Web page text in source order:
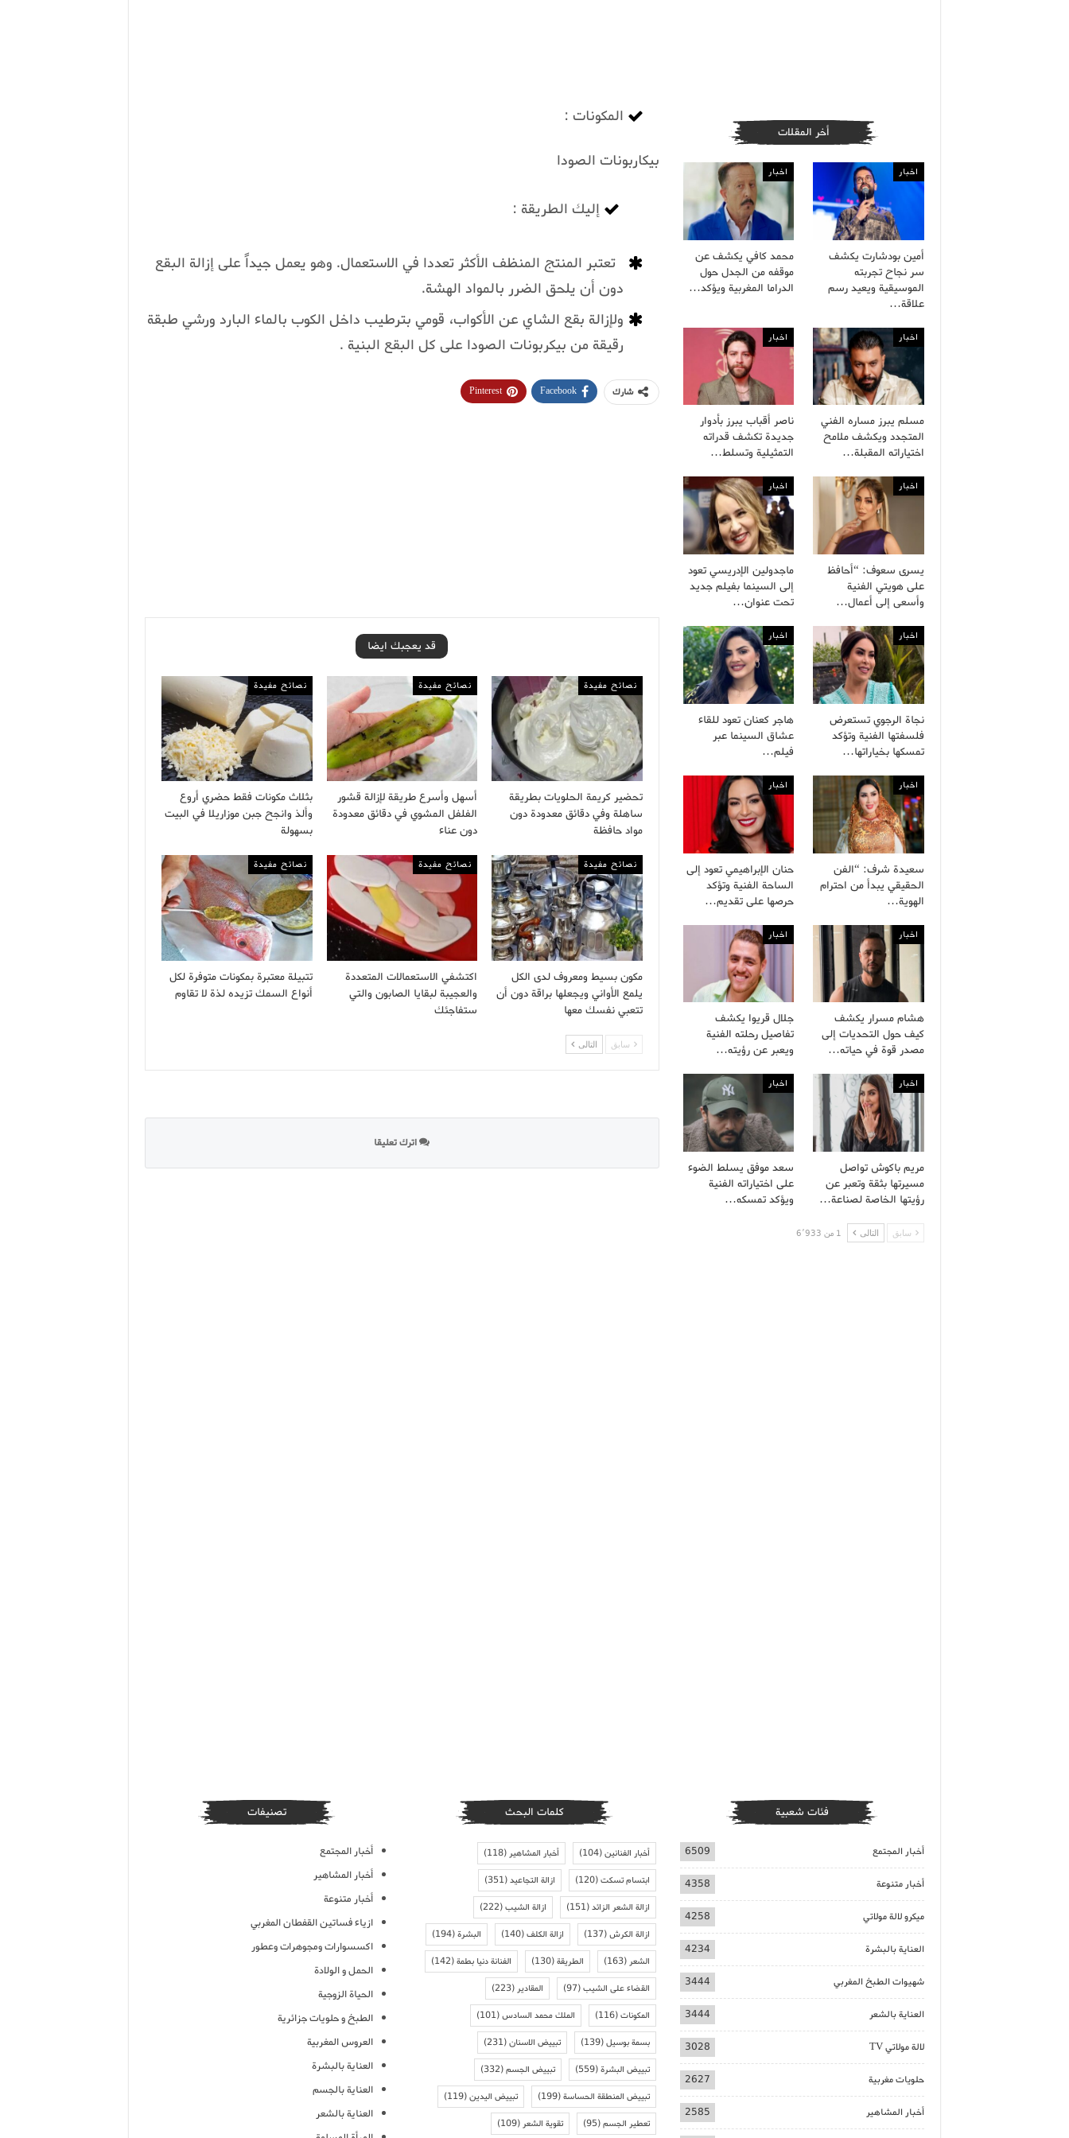
المكونات :
بيكاربونات الصودا
إليك الطريقة :
تعتبر المنتج المنظف الأكثر تعددا في الاستعمال. وهو يعمل جيداً على إزالة البقع
دون أن يلحق الضرر بالمواد الهشة.
ولإزالة بقع الشاي عن الأكواب، قومي بترطيب داخل الكوب بالماء البارد ورشي طبقة
رقيقة من بيكربونات الصودا على كل البقع البنية .
شارك Facebook
Pinterest
قد يعجبك ايضا
نصائح مفيدة
تحضير كريمة الحلويات بطريقة
ساهلة وفي دقائق معدودة دون
مواد حافظة
نصائح مفيدة
أسهل وأسرع طريقة لإزالة قشور
الفلفل المشوي في دقائق معدودة
دون عناء
نصائح مفيدة
بثلاث مكونات فقط حضري أروع
وألذ وانجح جبن موزاريلا في البيت
بسهولة
نصائح مفيدة
مكون بسيط ومعروف لدى الكل
يلمع الأواني ويجعلها براقة دون أن
تتعبي نفسك معها
نصائح مفيدة
اكتشفي الاستعمالات المتعددة
والعجيبة لبقايا الصابون والتي
ستفاجئك
نصائح مفيدة
تتبيلة معتبرة بمكونات متوفرة لكل
أنواع السمك تزيده لذة لا تقاوم
سابق التالى
اترك تعليقا
أخر المقلات
اخبار
أمين بودشارت يكشف
سر نجاح تجربته
الموسيقية ويعيد رسم
علاقة…
اخبار
محمد كافي يكشف عن
موقفه من الجدل حول
الدراما المغربية ويؤكد…
اخبار
مسلم يبرز مساره الفني
المتجدد ويكشف ملامح
اختياراته المقبلة…
اخبار
ناصر أقباب يبرز بأدوار
جديدة تكشف قدراته
التمثيلية وتسلط…
اخبار
يسرى سعوف: “أحافظ
على هويتي الفنية
وأسعى إلى أعمال…
اخبار
ماجدولين الإدريسي تعود
إلى السينما بفيلم جديد
تحت عنوان…
اخبار
نجاة الرجوي تستعرض
فلسفتها الفنية وتؤكد
تمسكها بخياراتها…
اخبار
هاجر كعنان تعود للقاء
عشاق السينما عبر
فيلم…
اخبار
سعيدة شرف: “الفن
الحقيقي يبدأ من احترام
الهوية…
اخبار
حنان الإبراهيمي تعود إلى
الساحة الفنية وتؤكد
حرصها على تقديم…
اخبار
هشام مسرار يكشف
كيف حول التحديات إلى
مصدر قوة في حياته…
اخبار
جلال قريوا يكشف
تفاصيل رحلته الفنية
ويعبر عن رؤيته…
اخبار
مريم باكوش تواصل
مسيرتها بثقة وتعبر عن
رؤيتها الخاصة لصناعة…
اخبار
سعد موفق يسلط الضوء
على اختياراته الفنية
ويؤكد تمسكه…
سابق التالى 1 من 6٬933
فئات شعبية
أخبار المجتمع 6509
أخبار متنوعة 4358
ميكرو لالة مولاتي 4258
العناية بالبشرة 4234
شهيوات الطبخ المغربي 3444
العناية بالشعر 3444
لالة مولاتي TV 3028
حلويات مغربية 2627
أخبار المشاهير 2585
كلمات البحث
أخبار الفنانين(104) أخبار المشاهير(118)
ابتسام تسكت(120) ازالة التجاعيد(351)
ازالة الشعر الزائد(151) ازالة الشيب(222)
ازالة الكرش(137) ازالة الكلف(140) البشرة(194)
الشعر(163) الطريقة(130) الفنانة دنيا بطمة(142)
القضاء على الشيب(97) المقادير(223)
المكونات(116) الملك محمد السادس(101)
بسمة بوسيل(139) تبييض الاسنان(231)
تبييض البشرة(559) تبييض الجسم(332)
تبييض المنطقة الحساسة(199) تبييض اليدين(119)
تعطير الجسم(95) تقوية الشعر(109)
تصنيفات
أخبار المجتمع
أخبار المشاهير
أخبار متنوعة
ازياء فساتين القفطان المغربي
اكسسوارات ومجوهرات وعطور
الحمل و الولادة
الحياة الزوجية
الطبخ و حلويات جزائرية
العروس المغربية
العناية بالبشرة
العناية بالجسم
العناية بالشعر